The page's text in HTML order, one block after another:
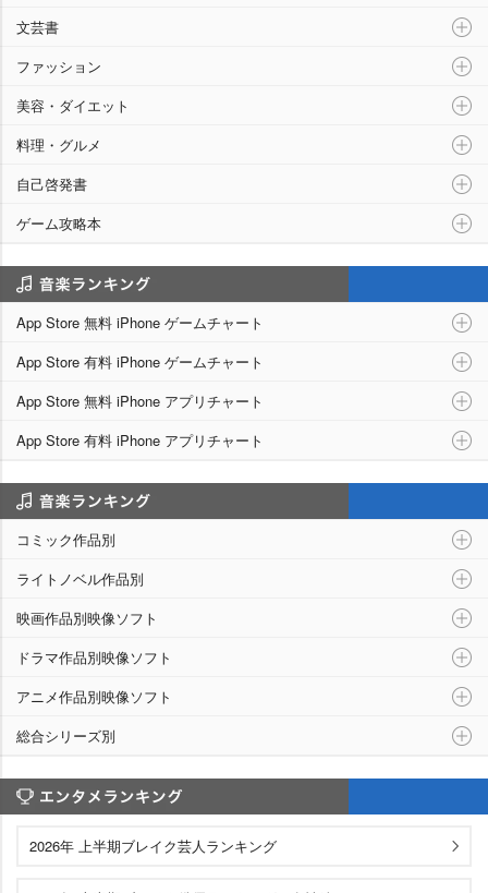
文芸書
ファッション
美容・ダイエット
料理・グルメ
自己啓発書
ゲーム攻略本
App Store 無料 iPhone ゲームチャート
App Store 有料 iPhone ゲームチャート
App Store 無料 iPhone アプリチャート
App Store 有料 iPhone アプリチャート
コミック作品別
ライトノベル作品別
映画作品別映像ソフト
ドラマ作品別映像ソフト
アニメ作品別映像ソフト
総合シリーズ別
2026年 上半期ブレイク芸人ランキング